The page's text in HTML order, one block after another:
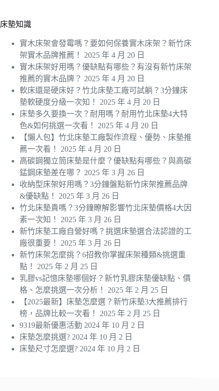
床墊知識
實木床架會發霉嗎？要如何保養實木床架？新竹床
架實木品牌推薦！
2025 年 4 月 20 日
實木床架好用嗎？優缺點有哪些？有沒有新竹床架
推薦的實木品牌？ 2025 年 4 月 20 日
軟床還是硬床好？竹北床墊工廠可試躺？3分鐘床
墊軟硬度分級一次知！
2025 年 4 月 20 日
床墊多久要換一次？耐用嗎？耐用竹北床墊4大特
色&如何挑選一次看！
2025 年 4 月 20 日
【懶人包】竹北床墊工廠製作流程、優勢、床墊推
薦一次看！
2025 年 4 月 20 日
高碳鋼獨立筒床墊是什麼？優缺點有哪些？與高碳
錳鋼床墊差在哪？ 2025 年 3 月 26 日
收納型床架好用嗎？3分鐘盤點新竹床架推薦品牌
&優缺點！
2025 年 3 月 26 日
竹北床墊貴嗎？3分鐘瞭解影響竹北床墊價格4大因
素一次知！
2025 年 3 月 26 日
新竹床墊工廠自營好嗎？挑選床墊選合法認證的工
廠很重要！
2025 年 3 月 26 日
新竹床架怎麼挑？6招教你掌握床架種類&挑選重
點！
2025 年 2 月 25 日
乳膠vs記憶床墊哪個好？新竹乳膠床墊優缺點、價
格、怎麼挑選一次分析！
2025 年 2 月 25 日
【2025最新】床墊怎麼選？新竹床墊3大推薦排行
榜，品牌比較一次看！
2025 年 2 月 25 日
9319最新優惠活動 2024 年 10 月 2 日
床墊怎麼挑選? 2024 年 10 月 2 日
床墊尺寸怎麼選? 2024 年 10 月 2 日